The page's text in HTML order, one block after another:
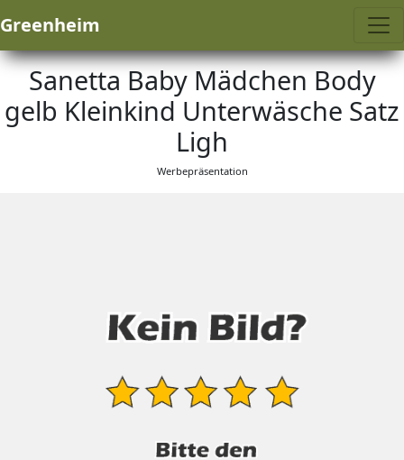
Greenheim
Sanetta Baby Mädchen Body
gelb Kleinkind Unterwäsche Satz
Ligh
Werbepräsentation